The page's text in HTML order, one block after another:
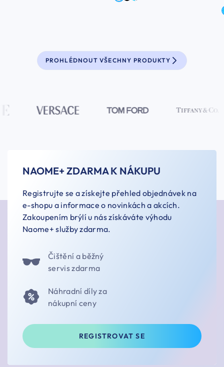
PROHLÉDNOUT VŠECHNY PRODUKTY
NAOME+ ZDARMA K NÁKUPU
Registrujte se a získejte přehled objednávek na
e-shopu a informace o novinkách a akcích.
Zakoupením brýlí u nás získáváte výhodu
Naome+ služby zdarma.
Čištění a běžný
servis zdarma
Náhradní díly za
nákupní ceny
REGISTROVAT SE